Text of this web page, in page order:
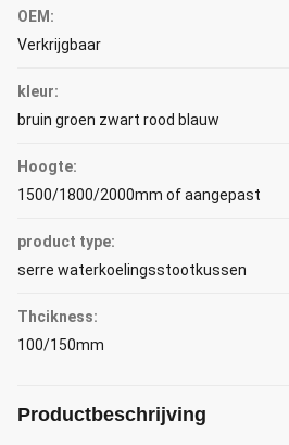
OEM:
Verkrijgbaar
kleur:
bruin groen zwart rood blauw
Hoogte:
1500/1800/2000mm of aangepast
product type:
serre waterkoelingsstootkussen
Thcikness:
100/150mm
Productbeschrijving